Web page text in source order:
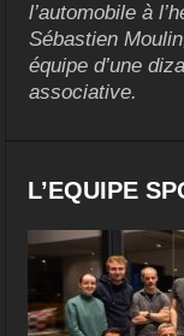
l’automobile à
Sébastien
équipe d’une
associative.
L’EQUIPE